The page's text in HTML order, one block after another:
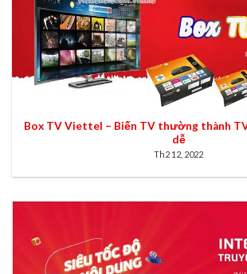
Box TV Viettel – Biến TV thường thành
dễ
Th2 12, 2022